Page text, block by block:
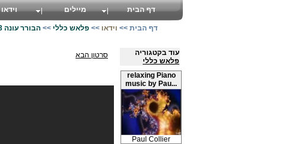
סרטון הבא
עוד בקטגוריה
פלאש כללי
relaxing Piano
music by Pau...
Paul Collier
דף הבית מיילים וידאו
דף הבית >> וידאו >> פלאש כללי >> הבורר עונה 3 - חלק מהסדרה אמיתי לגמרי